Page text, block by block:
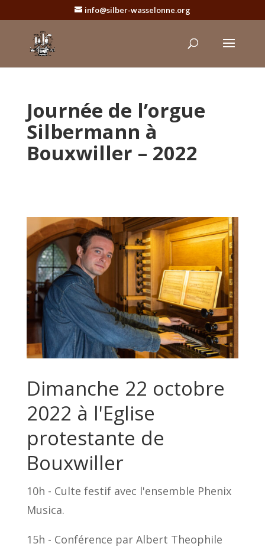
info@silber-wasselonne.org
Journée de l’orgue
Silbermann à
Bouxwiller – 2022
Dimanche 22 octobre
2022 à l'Eglise
protestante de
Bouxwiller
10h - Culte festif avec l'ensemble Phenix
Musica.
15h - Conférence par Albert Theophile